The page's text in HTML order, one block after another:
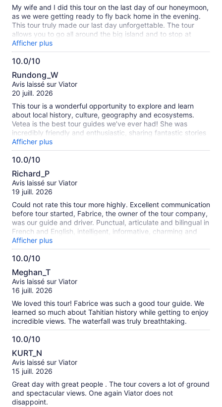
My wife and I did this tour on the last day of our honeymoon,
as we were getting ready to fly back home in the evening.
This tour truly made our last day unforgettable. The tour
allows you to go all around the big island and to stop at
beautiful spots along the way. It was a perfect way for us to
see as much of Tahiti as possible in just a day!
Afficher plus
10.0/10
10.0
sur
10
Rundong_W
Avis laissé sur Viator
20 juill. 2026
This tour is a wonderful opportunity to explore and learn
about local history, culture, geography and ecosystems.
Vetea is the best tour guides we’ve ever had! She was
incredibly friendly and enthusiastic, sharing fantastic stories
and a wealth of knowledge throughout the tour. We really
enjoyed the experience and would highly recommend it to
anyone visiting Tahiti.
Afficher plus
10.0/10
10.0
sur
10
Richard_P
Avis laissé sur Viator
19 juill. 2026
Could not rate this tour more highly. Excellent communication
before tour started, Fabrice, the owner of the tour company,
was our guide and driver. Punctual, articulate and bilingual in
French and English, intelligent, informative, charming and
caring. Even booked our table for dinner. Exceptional.
Afficher plus
10.0/10
10.0
sur
10
Meghan_T
Avis laissé sur Viator
16 juill. 2026
We loved this tour! Fabrice was such a good tour guide. We
learned so much about Tahitian history while getting to enjoy
incredible views. The waterfall was truly breathtaking.
10.0/10
10.0
sur
10
KURT_N
Avis laissé sur Viator
15 juill. 2026
Great day with great people . The tour covers a lot of ground
and spectacular views. One again Viator does not
disappoint.